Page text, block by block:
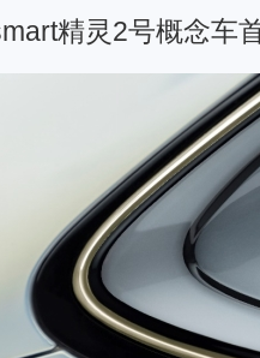
精灵2号概念车